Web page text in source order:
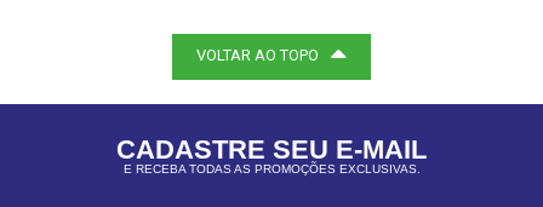
VOLTAR AO TOPO
CADASTRE SEU E-MAIL
E RECEBA TODAS AS PROMOÇÕES EXCLUSIVAS.